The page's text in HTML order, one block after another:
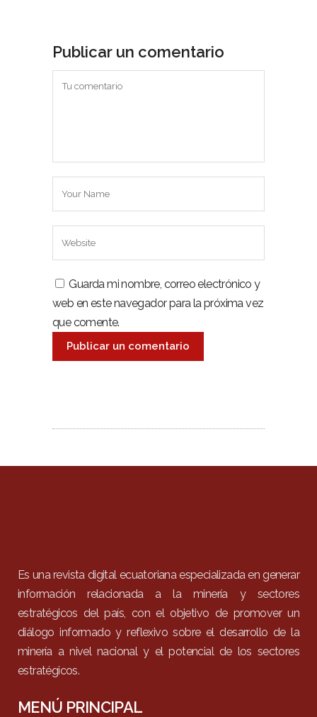
Publicar un comentario
Guarda mi nombre, correo electrónico y
web en este navegador para la próxima vez
que comente.
Es una revista digital ecuatoriana especializada en generar
información relacionada a la minería y sectores
estratégicos del país, con el objetivo de promover un
diálogo informado y reflexivo sobre el desarrollo de la
minería a nivel nacional y el potencial de los sectores
estratégicos.
MENÚ PRINCIPAL